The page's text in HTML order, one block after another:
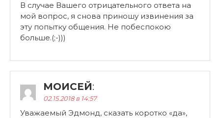
В случае Вашего отрицательного ответа на
мой вопрос, я снова приношу извинения за
эту попытку общения. Не побеспокою
больше.(;-)))
МОИСЕЙ:
02.15.2018 в 14:57
Уважаемый Эдмонд, сказать коротко «да»,